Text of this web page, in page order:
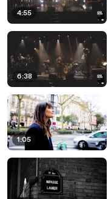
4:55
6:38
1:05